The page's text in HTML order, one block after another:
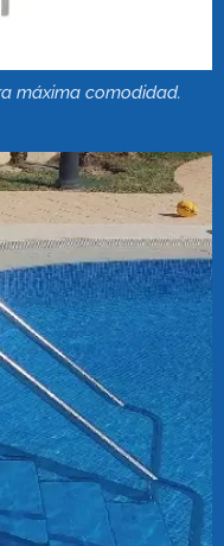
máxima comodidad.